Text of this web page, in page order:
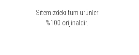
Sitemizdeki tüm ürünler
%100 orijinaldir.